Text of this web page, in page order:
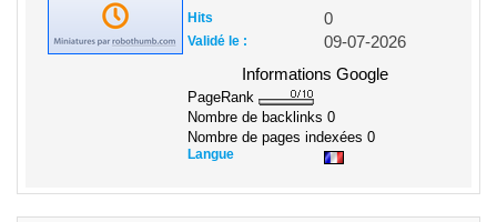
Hits 0
Validé le :
09-07-2026
Informations Google
PageRank
Nombre de backlinks 0
Nombre de pages indexées 0
Langue